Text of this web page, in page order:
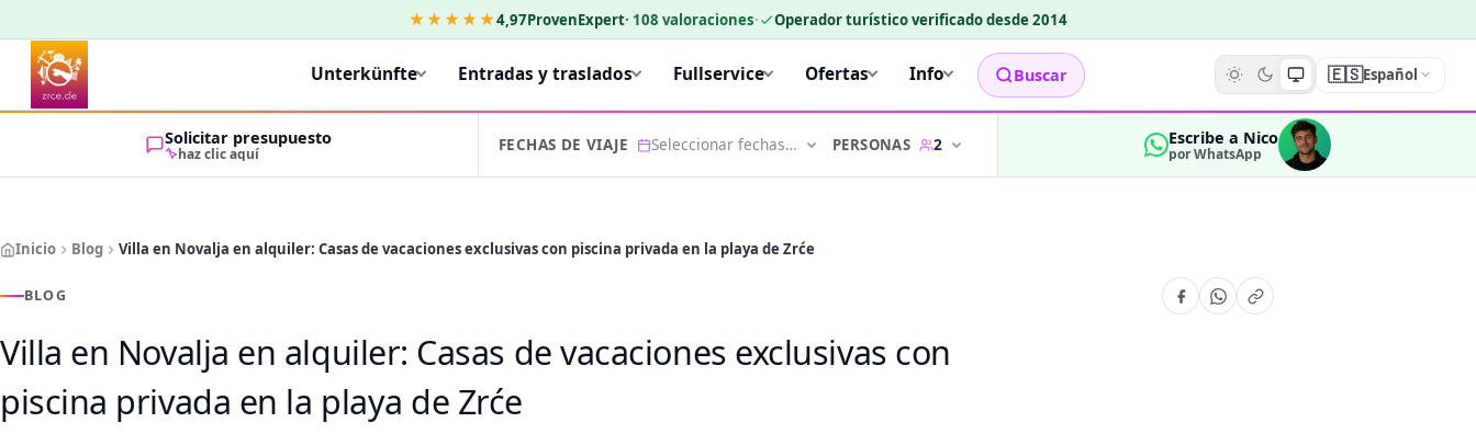
★★★★★4,97ProvenExpert· 108 valoraciones· Operador turístico verificado desde 2014
Unterkünfte Entradas y traslados Fullservice Ofertas Info Buscar 🇪🇸Español
Solicitar presupuesto
haz clic aquí FECHAS DE VIAJE Seleccionar fechas… PERSONAS 2 Escribe a Nico
por WhatsApp
Inicio Blog Villa en Novalja en alquiler: Casas de vacaciones exclusivas con piscina privada en la playa de Zrće
BLOG
Villa en Novalja en alquiler: Casas de vacaciones exclusivas con
piscina privada en la playa de Zrće